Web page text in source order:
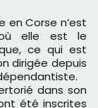
en Corse n’est
elle est le
ce qui est
dirigée depuis
dans son
été inscrites